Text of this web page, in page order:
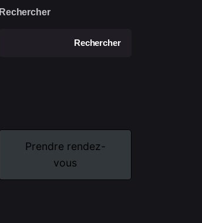
Rechercher
Rechercher
Prendre rendez-
vous